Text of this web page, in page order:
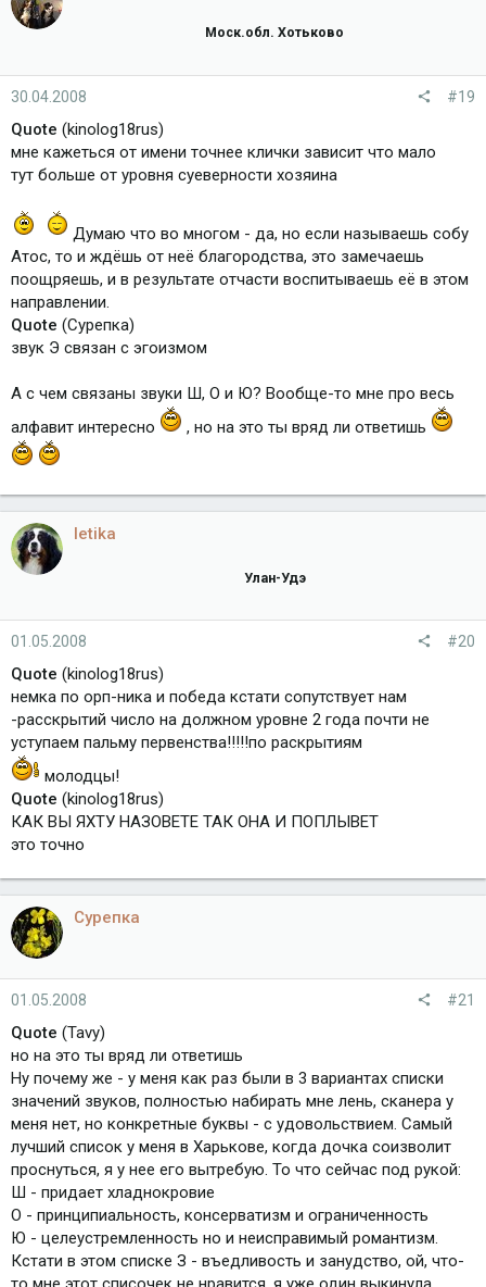
Моск.обл. Хотьково
30.04.2008 #19
Quote (kinolog18rus)
мне кажеться от имени точнее клички зависит что мало
тут больше от уровня суеверности хозяина
Думаю что во многом - да, но если называешь собу
Атос, то и ждёшь от неё благородства, это замечаешь
поощряешь, и в результате отчасти воспитываешь её в этом
направлении.
Quote (Сурепка)
звук Э связан с эгоизмом
А с чем связаны звуки Ш, О и Ю? Вообще-то мне про весь
алфавит интересно
, но на это ты вряд ли ответишь
letika
Улан-Удэ
01.05.2008 #20
Quote (kinolog18rus)
немка по орп-ника и победа кстати сопутствует нам
-расскрытий число на должном уровне 2 года почти не
уступаем пальму первенства!!!!!по раскрытиям
молодцы!
Quote (kinolog18rus)
КАК ВЫ ЯХТУ НАЗОВЕТЕ ТАК ОНА И ПОПЛЫВЕТ
это точно
Сурепка
01.05.2008 #21
Quote (Tavy)
но на это ты вряд ли ответишь
Ну почему же - у меня как раз были в 3 вариантах списки
значений звуков, полностью набирать мне лень, сканера у
меня нет, но конкретные буквы - с удовольствием. Самый
лучший список у меня в Харькове, когда дочка соизволит
проснуться, я у нее его вытребую. То что сейчас под рукой:
Ш - придает хладнокровие
О - принципиальность, консерватизм и ограниченность
Ю - целеустремленность но и неисправимый романтизм.
Кстати в этом списке З - въедливость и занудство, ой, что-